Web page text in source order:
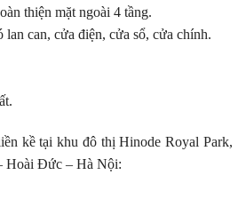
thiện mặt ngoài 4 tầng.
lan can, cửa điện, cửa sổ, cửa chính.
kề tại khu đô thị Hinode Royal Park,
Hoài Đức – Hà Nội: